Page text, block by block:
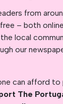
from
– both
local
our
can afford to
The